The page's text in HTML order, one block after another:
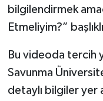
bilgilendirmek
Etmeliyim?”
Bu videoda tercih
Savunma
detaylı bilgiler yer